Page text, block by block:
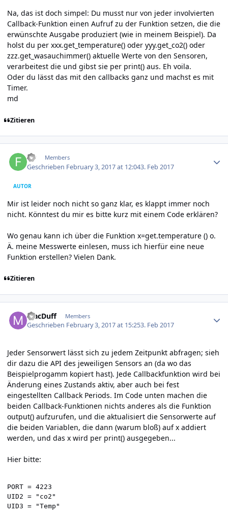
Na, das ist doch simpel: Du musst nur von jeder involvierten
Callback-Funktion einen Aufruf zu der Funktion setzen, die die
erwünschte Ausgabe produziert (wie in meinem Beispiel). Da
holst du per xxx.get_temperature() oder yyy.get_co2() oder
zzz.get_wasauchimmer() aktuelle Werte von den Sensoren,
verarbeitest die und gibst sie per print() aus. Eh voila.
Oder du lässt das mit den callbacks ganz und machst es mit
Timer.
md
Zitieren
FD Members
Geschrieben February 3, 2017 at 12:043. Feb 2017
AUTOR
Mir ist leider noch nicht so ganz klar, es klappt immer noch
nicht. Könntest du mir es bitte kurz mit einem Code erklären?
Wo genau kann ich über die Funktion x=get.temperature () o.
Ä. meine Messwerte einlesen, muss ich hierfür eine neue
Funktion erstellen? Vielen Dank.
Zitieren
MacDuff Members
Geschrieben February 3, 2017 at 15:253. Feb 2017
Jeder Sensorwert lässt sich zu jedem Zeitpunkt abfragen; sieh
dir dazu die API des jeweiligen Sensors an (da wo das
Beispielprogamm kopiert hast). Jede Callbackfunktion wird bei
Änderung eines Zustands aktiv, aber auch bei fest
eingestellten Callback Periods. Im Code unten machen die
beiden Callback-Funktionen nichts anderes als die Funktion
output() aufzurufen, und die aktualisiert die Sensorwerte auf
die beiden Variablen, die dann (warum bloß) auf x addiert
werden, und das x wird per print() ausgegeben...
Hier bitte:
PORT = 4223
UID2 = "co2"
UID3 = "Temp"